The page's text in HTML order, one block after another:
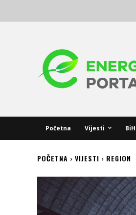
Početna Vijesti BiH
POČETNA VIJESTI REGION